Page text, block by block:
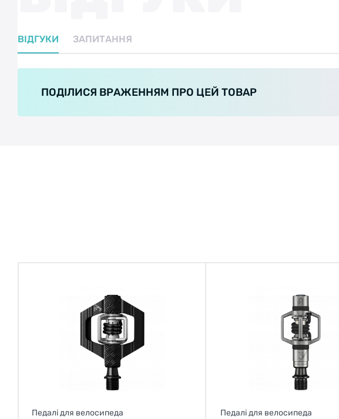
ВІДГУКИ ЗАПИТАННЯ
ПОДІЛИСЯ ВРАЖЕННЯМ ПРО ЦЕЙ ТОВАР
Педалі для велосипеда Педалі для велосипеда